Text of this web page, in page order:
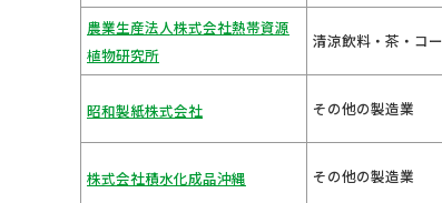
農業生産法人株式会社熱帯資源
植物研究所
清涼飲料・茶・コ
昭和製紙株式会社 その他の製造業
株式会社積水化成品沖縄 その他の製造業